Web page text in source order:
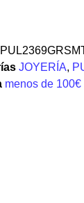
JOYERÍA,
menos de 100€